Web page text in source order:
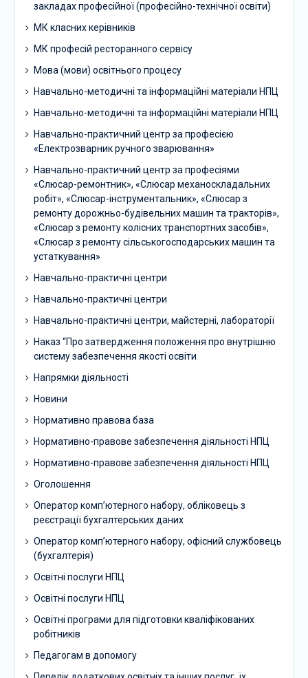
закладах професійної (професійно-технічної освіти)
МК класних керівників
МК професій ресторанного сервісу
Мова (мови) освітнього процесу
Навчально-методичні та інформаційні матеріали НПЦ
Навчально-методичні та інформаційні матеріали НПЦ
Навчально-практичний центр за професією
«Електрозварник ручного зварювання»
Навчально-практичний центр за професіями
«Слюсар-ремонтник», «Слюсар механоскладальних
робіт», «Слюсар-інструментальник», «Слюсар з
ремонту дорожньо-будівельних машин та тракторів»,
«Слюсар з ремонту колісних транспортних засобів»,
«Слюсар з ремонту сільськогосподарських машин та
устаткування»
Навчально-практичні центри
Навчально-практичні центри
Навчально-практичні центри, майстерні, лабораторії
Наказ “Про затвердження положення про внутрішню
систему забезпечення якості освіти
Напрямки діяльності
Новини
Нормативно правова база
Нормативно-правове забезпечення діяльності НПЦ
Нормативно-правове забезпечення діяльності НПЦ
Оголошення
Оператор комп’ютерного набору, обліковець з
реєстрації бухгалтерських даних
Оператор комп’ютерного набору, офісний службовець
(бухгалтерія)
Освітні послуги НПЦ
Освітні послуги НПЦ
Освітні програми для підготовки кваліфікованих
робітників
Педагогам в допомогу